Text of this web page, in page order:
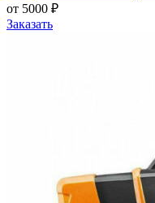
от 5000 ₽
Заказать